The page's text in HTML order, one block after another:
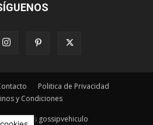
Politica de Privacidad
y Condiciones
gossipvehiculo